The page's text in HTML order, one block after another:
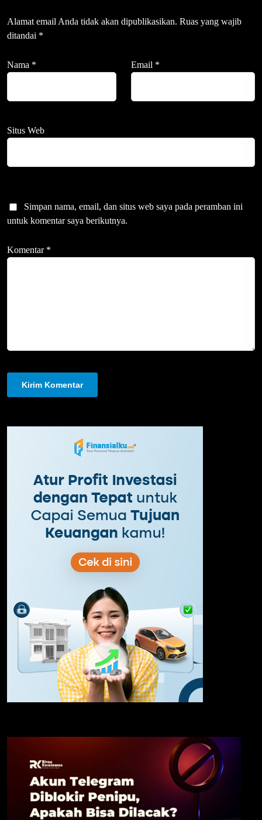
Alamat email Anda tidak akan dipublikasikan. Ruas yang wajib
ditandai *
Nama * Email *
Situs Web
Simpan nama, email, dan situs web saya pada peramban ini
untuk komentar saya berikutnya.
Komentar *